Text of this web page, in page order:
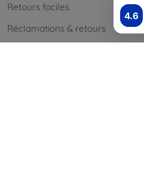
4.6
Retours faciles
Réclamations & retours